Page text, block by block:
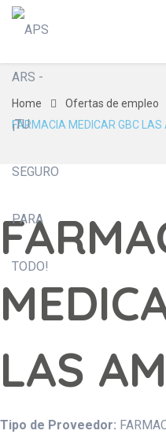
Home
Ofertas de empleo
FARMACIA MEDICAR GBC LAS
LAS
Tipo de Proveedor: